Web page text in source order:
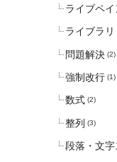
ライブペイ
ライブラリ
問題解決 (2)
強制改行 (1)
数式 (2)
整列 (3)
段落・文